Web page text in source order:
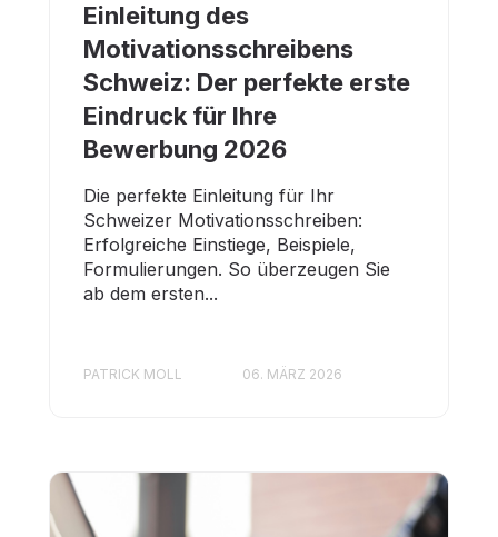
Einleitung des
Motivationsschreibens
Schweiz: Der perfekte erste
Eindruck für Ihre
Bewerbung 2026
Die perfekte Einleitung für Ihr
Schweizer Motivationsschreiben:
Erfolgreiche Einstiege, Beispiele,
Formulierungen. So überzeugen Sie
ab dem ersten...
PATRICK MOLL 06. MÄRZ 2026